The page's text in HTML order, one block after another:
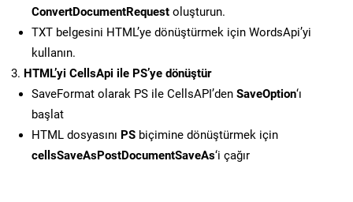
ConvertDocumentRequest oluşturun.
TXT belgesini HTML’ye dönüştürmek için WordsApi’yi
kullanın.
HTML’yi CellsApi ile PS’ye dönüştür
SaveFormat olarak PS ile CellsAPI’den SaveOption‘ı
başlat
HTML dosyasını PS biçimine dönüştürmek için
cellsSaveAsPostDocumentSaveAs‘i çağır